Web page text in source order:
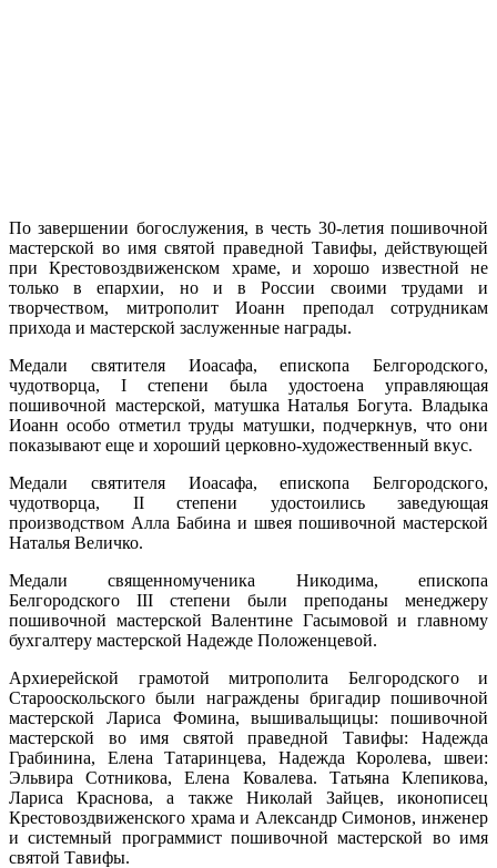
По завершении богослужения, в честь 30-летия пошивочной
мастерской во имя святой праведной Тавифы, действующей
при Крестовоздвиженском храме, и хорошо известной не
только в епархии, но и в России своими трудами и
творчеством, митрополит Иоанн преподал сотрудникам
прихода и мастерской заслуженные награды.
Медали святителя Иоасафа, епископа Белгородского,
чудотворца, I степени была удостоена управляющая
пошивочной мастерской, матушка Наталья Богута. Владыка
Иоанн особо отметил труды матушки, подчеркнув, что они
показывают еще и хороший церковно-художественный вкус.
Медали святителя Иоасафа, епископа Белгородского,
чудотворца, II степени удостоились заведующая
производством Алла Бабина и швея пошивочной мастерской
Наталья Величко.
Медали священномученика Никодима, епископа
Белгородского III степени были преподаны менеджеру
пошивочной мастерской Валентине Гасымовой и главному
бухгалтеру мастерской Надежде Положенцевой.
Архиерейской грамотой митрополита Белгородского и
Старооскольского были награждены бригадир пошивочной
мастерской Лариса Фомина, вышивальщицы: пошивочной
мастерской во имя святой праведной Тавифы: Надежда
Грабинина, Елена Татаринцева, Надежда Королева, швеи:
Эльвира Сотникова, Елена Ковалева. Татьяна Клепикова,
Лариса Краснова, а также Николай Зайцев, иконописец
Крестовоздвиженского храма и Александр Симонов, инженер
и системный программист пошивочной мастерской во имя
святой Тавифы.